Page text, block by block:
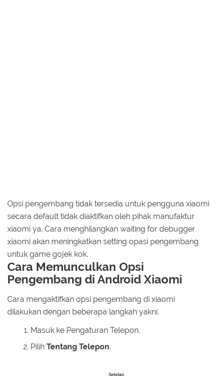
Opsi pengembang tidak tersedia untuk pengguna xiaomi
secara default tidak diaktifkan oleh pihak manufaktur
xiaomi ya. Cara menghilangkan waiting for debugger
xiaomi akan meningkatkan setting opasi pengembang
untuk game gojek kok.
Cara Memunculkan Opsi
Pengembang di Android Xiaomi
Cara mengaktifkan opsi pengembang di xiaomi
dilakukan dengan beberapa langkah yakni.
Masuk ke Pengaturan Telepon.
Pilih Tentang Telepon.